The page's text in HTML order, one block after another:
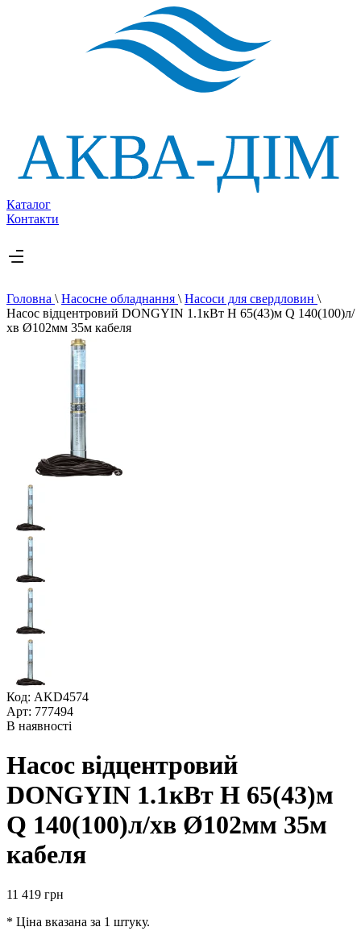
Каталог
Контакти
Головна \ Насосне обладнання \ Насоси для свердловин \
Насос вiдцентровий DONGYIN 1.1кВт H 65(43)м Q 140(100)л/
хв Ø102мм 35м кабеля
Код: AKD4574
Арт: 777494
В наявності
Насос вiдцентровий
DONGYIN 1.1кВт H 65(43)м
Q 140(100)л/хв Ø102мм 35м
кабеля
11 419 грн
* Ціна вказана за 1 штуку.